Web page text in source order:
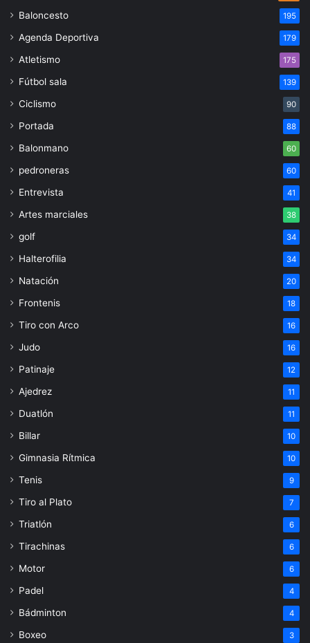
Baloncesto 195
Agenda Deportiva 179
Atletismo 175
Fútbol sala 139
Ciclismo 90
Portada 88
Balonmano 60
pedroneras 60
Entrevista 41
Artes marciales 38
golf 34
Halterofilia 34
Natación 20
Frontenis 18
Tiro con Arco 16
Judo 16
Patinaje 12
Ajedrez 11
Duatlón 11
Billar 10
Gimnasia Rítmica 10
Tenis 9
Tiro al Plato 7
Triatlón 6
Tirachinas 6
Motor 6
Padel 4
Bádminton 4
Boxeo 3